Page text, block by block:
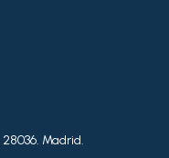
28036. Madrid.